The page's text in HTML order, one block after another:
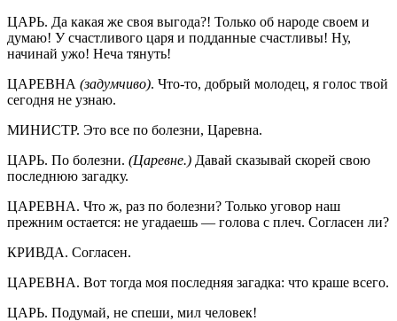
ЦАРЬ. Да какая же своя выгода?! Только об народе своем и
думаю! У счастливого царя и подданные счастливы! Ну,
начинай ужо! Неча тянуть!
ЦАРЕВНА (задумчиво). Что-то, добрый молодец, я голос твой
сегодня не узнаю.
МИНИСТР. Это все по болезни, Царевна.
ЦАРЬ. По болезни. (Царевне.) Давай сказывай скорей свою
последнюю загадку.
ЦАРЕВНА. Что ж, раз по болезни? Только уговор наш
прежним остается: не угадаешь — голова с плеч. Согласен ли?
КРИВДА. Согласен.
ЦАРЕВНА. Вот тогда моя последняя загадка: что краше всего.
ЦАРЬ. Подумай, не спеши, мил человек!